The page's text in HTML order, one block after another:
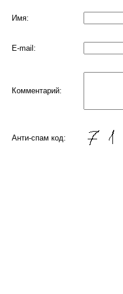
Имя:
E-mail:
Комментарий:
Анти-спам код: